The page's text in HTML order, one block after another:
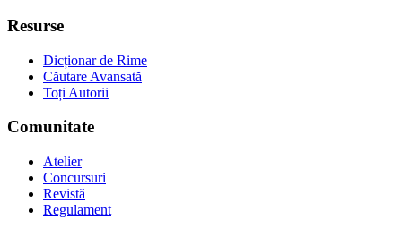
Resurse
Dicționar de Rime
Căutare Avansată
Toți Autorii
Comunitate
Atelier
Concursuri
Revistă
Regulament